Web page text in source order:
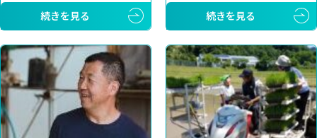
続きを見る
続きを見る